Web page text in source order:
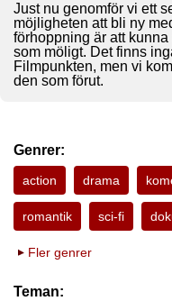
Just nu genomför vi ett
möjligheten att bli ny
förhoppning är att
som möligt. Det finns
Filmpunkten, men vi
den som förut.
Genrer:
action drama
romantik sci-fi
Fler genrer
Teman: